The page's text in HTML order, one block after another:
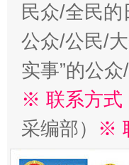
民众/全民
公众/公民/
实事”的公
※ 联系方式
采编部） ※